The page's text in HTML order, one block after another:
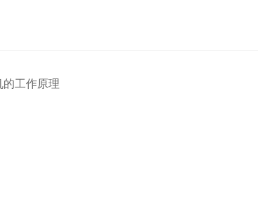
的工作原理